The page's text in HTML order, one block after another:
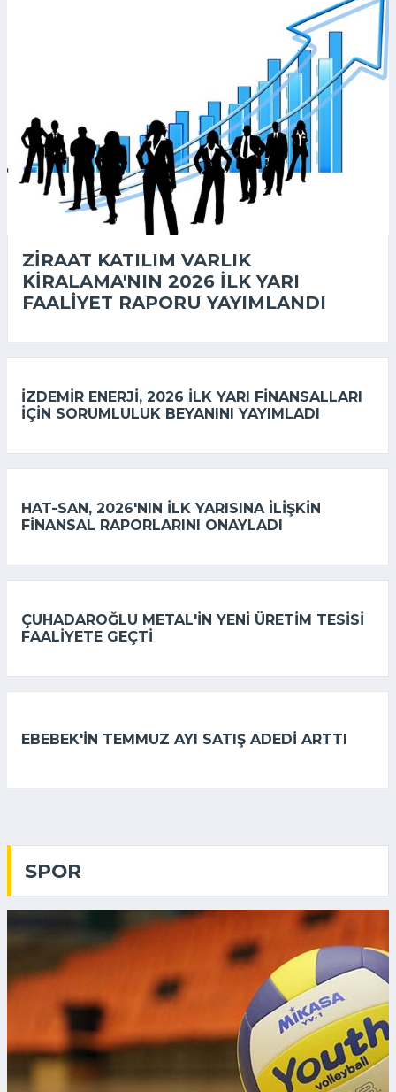
ZIRAAT KATILIM VARLIK
KIRALAMA'NIN 2026 ILK YARI
FAALIYET RAPORU YAYIMLANDI
İZDEMİR ENERJI, 2026 ILK YARI FINANSALLARI
IÇIN SORUMLULUK BEYANINI YAYIMLADI
HAT-SAN, 2026'NIN ILK YARISINA ILIŞKIN
FINANSAL RAPORLARINI ONAYLADI
ÇUHADAROĞLU METAL'IN YENI ÜRETIM TESISI
FAALIYETE GEÇTI
EBEBEK'IN TEMMUZ AYI SATIŞ ADEDI ARTTI
SPOR